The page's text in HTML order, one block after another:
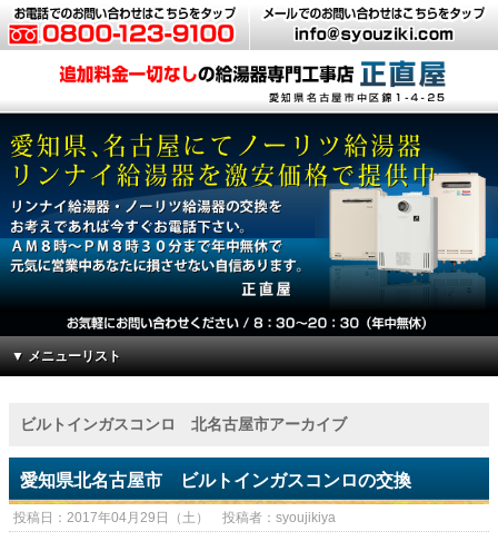
▼ メニューリスト
ビルトインガスコンロ 北名古屋市アーカイブ
愛知県北名古屋市 ビルトインガスコンロの交換
投稿日：2017年04月29日（土） 投稿者：syoujikiya